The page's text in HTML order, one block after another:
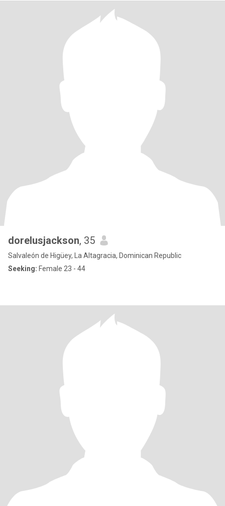
dorelusjackson, 35
Salvaleón de Higüey, La Altagracia, Dominican Republic
Seeking: Female 23 - 44